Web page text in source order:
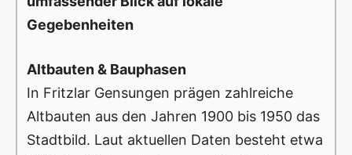
Gegebenheiten
Altbauten & Bauphasen
In Fritzlar Gensungen prägen zahlreiche
Altbauten aus den Jahren 1900 bis 1950 das
Stadtbild. Laut aktuellen Daten besteht etwa